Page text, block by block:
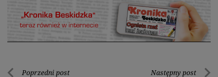
Poprzedni post Następny post